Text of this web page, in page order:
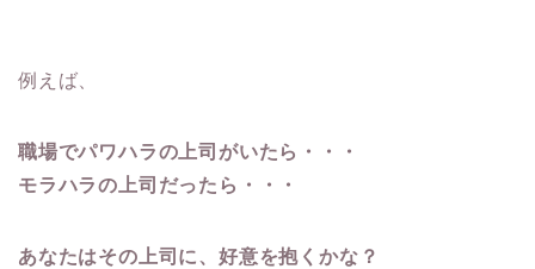
例えば、
職場でパワハラの上司がいたら・・・
モラハラの上司だったら・・・
あなたはその上司に、好意を抱くかな？